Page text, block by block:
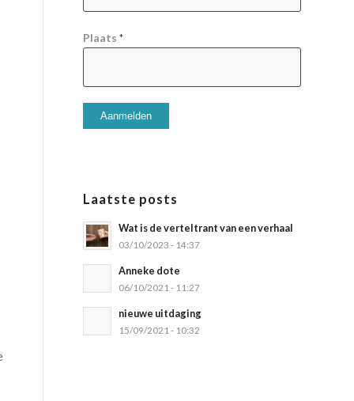
Plaats*
Laatste posts
Wat is de verteltrant van een verhaal
03/10/2023 - 14:37
Anneke dote
06/10/2021 - 11:27
nieuwe uitdaging
15/09/2021 - 10:32